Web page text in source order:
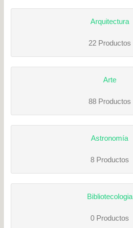
Arquitectura
22 Productos
Arte
88 Productos
Astronomía
8 Productos
Bibliotecologia
0 Productos